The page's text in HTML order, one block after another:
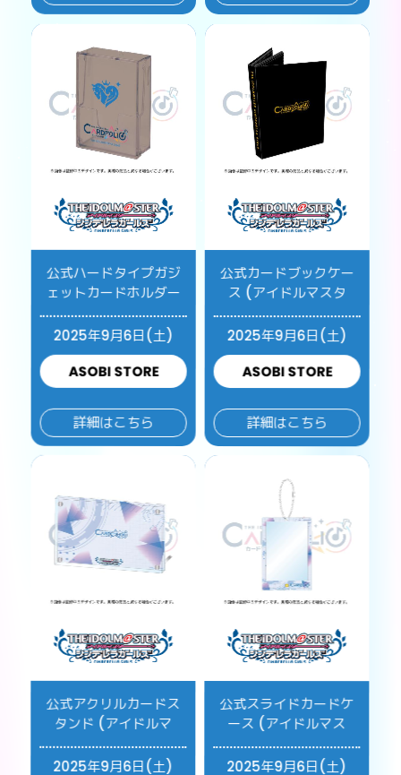
公式ハードタイプガジ
ェットカードホルダー
2025年9月6日(土)
ASOBI STORE
詳細はこちら
公式カードブックケー
ス (アイドルマスタ
2025年9月6日(土)
ASOBI STORE
詳細はこちら
公式アクリルカードス
タンド (アイドルマ
2025年9月6日(土)
公式スライドカードケ
ース (アイドルマス
2025年9月6日(土)